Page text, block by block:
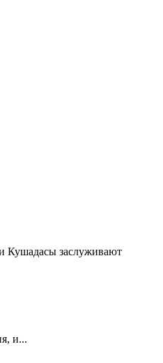
Кушадасы заслуживают
и...